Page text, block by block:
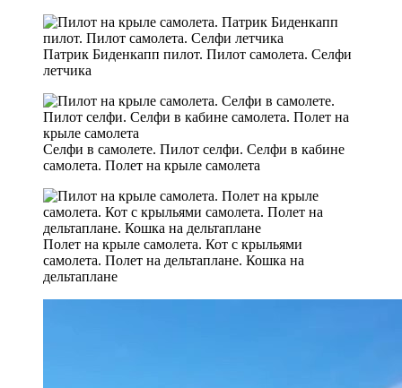
Патрик Биденкапп пилот. Пилот самолета. Селфи
летчика
Селфи в самолете. Пилот селфи. Селфи в кабине
самолета. Полет на крыле самолета
Полет на крыле самолета. Кот с крыльями
самолета. Полет на дельтаплане. Кошка на
дельтаплане